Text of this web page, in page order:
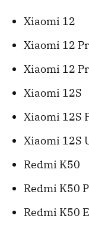
Xiaomi 12
Xiaomi 12
Xiaomi 12
Xiaomi 12S
Xiaomi 12S
Xiaomi 12S
Redmi K50
Redmi K50
Redmi K50